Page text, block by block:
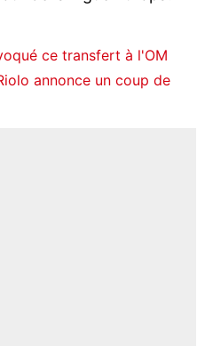
ce transfert à l'OM
annonce un coup de